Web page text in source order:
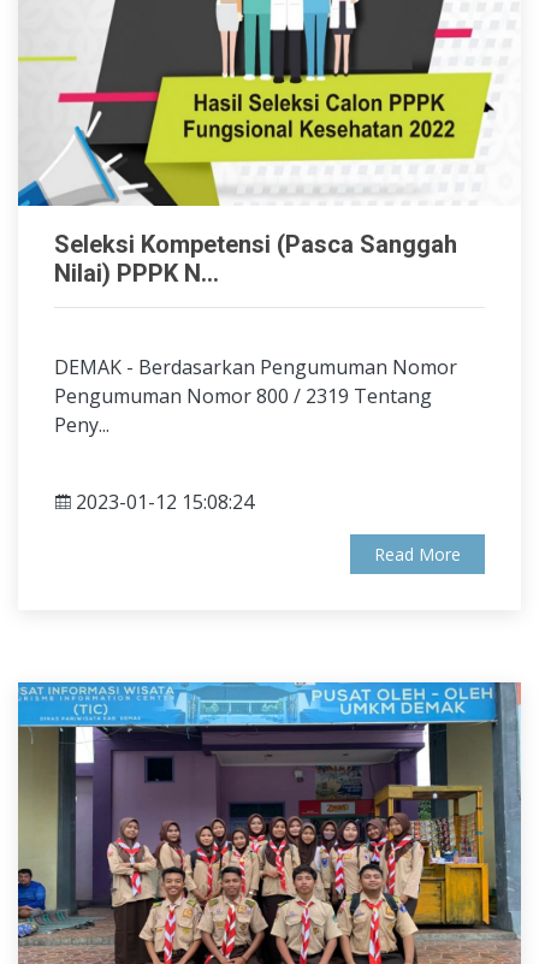
Seleksi Kompetensi (Pasca Sanggah
Nilai) PPPK N...
DEMAK - Berdasarkan Pengumuman Nomor
Pengumuman Nomor 800 / 2319 Tentang
Peny...
2023-01-12 15:08:24
Read More